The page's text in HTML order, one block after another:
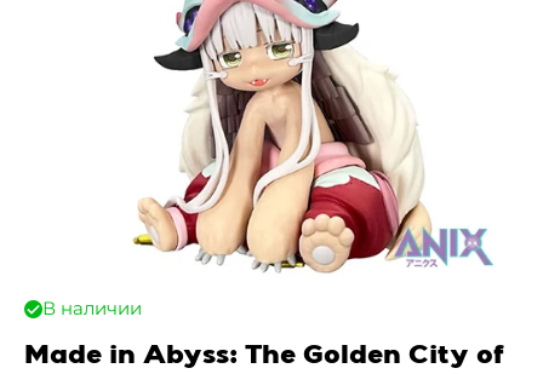
В наличии
Made in Abyss: The Golden City of